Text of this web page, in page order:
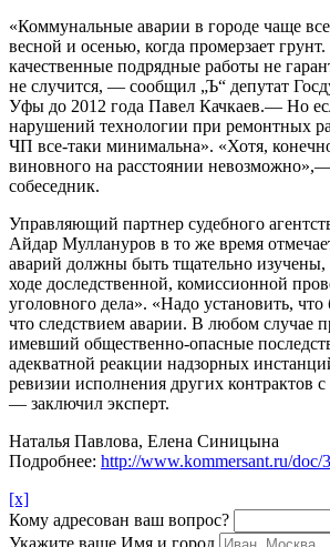
«Коммунальные аварии в городе чаще
весной и осенью, когда промерзает
качественные подрядные работы не
не случится, — сообщил „Ъ“ депутат
Уфы до 2012 года Павел Качкаев.— Но
нарушений технологии при ремонтных
ЧП все-таки минимальна». «Хотя,
виновного на расстоянии
собеседник.
Управляющий партнер судебного
Айдар Муллануров в то же время
аварий должны быть тщательно
ходе доследственной, комиссионной
уголовного дела». «Надо установить,
что следствием аварии. В любом случае
имевший общественно-опасные
адекватной реакции надзорных
ревизии исполнения других контрактов
— заключил эксперт.
Наталья Павлова, Елена Синицына
Подробнее: http://www.kommersant.ru/doc/
[x]
Кому адресован ваш вопрос?